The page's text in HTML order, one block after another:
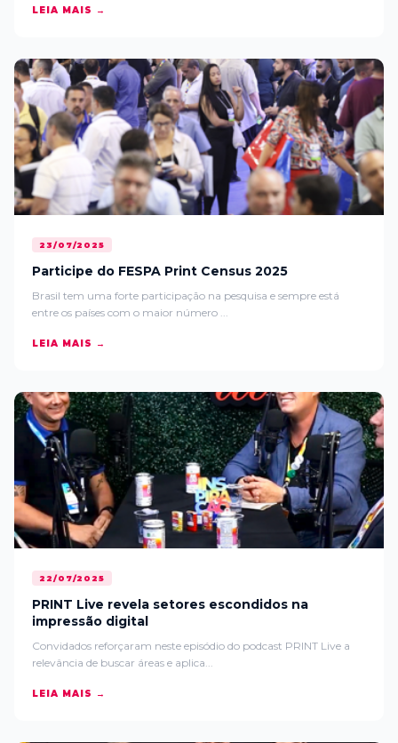
LEIA MAIS →
23/07/2025
Participe do FESPA Print Census 2025
Brasil tem uma forte participação na pesquisa e sempre está
entre os países com o maior número ...
LEIA MAIS →
22/07/2025
PRINT Live revela setores escondidos na
impressão digital
Convidados reforçaram neste episódio do podcast PRINT Live a
relevância de buscar áreas e aplica...
LEIA MAIS →